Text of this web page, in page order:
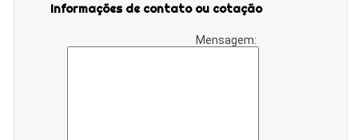
Informações de contato ou cotação
Mensagem: